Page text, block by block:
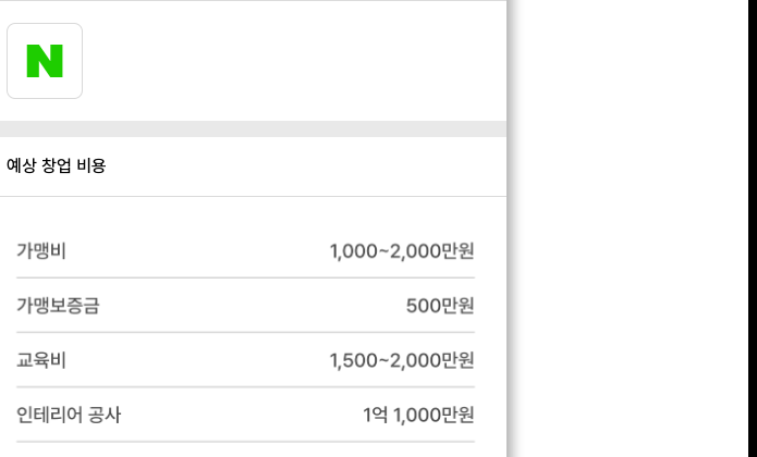
예상 창업 비용